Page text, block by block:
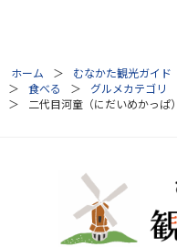
ホーム むなかた観光ガイド
食べる
グルメカテゴリ
二代目河童（にだいめかっぱ）